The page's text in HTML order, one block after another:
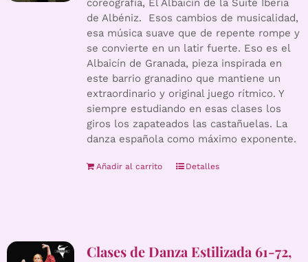
coreografía, El Albaicín de la Suite Iberia
de Albéniz. Esos cambios de musicalidad,
esa música suave que de repente rompe y
se convierte en un latir fuerte. Eso es el
Albaicín de Granada, pieza inspirada en
este barrio granadino que mantiene un
extraordinario y original juego rítmico. Y
siempre estudiando en esas clases los
giros los zapateados las castañuelas. La
danza española como máximo exponente.
Añadir al carrito Detalles
Clases de Danza Estilizada 61-72,